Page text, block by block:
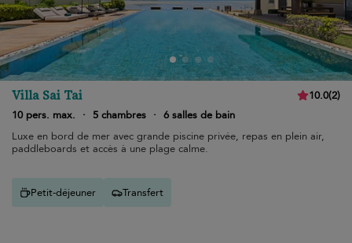
Villa Sai Tai 10.0(2)
10 pers. max.
· 5 chambres · 6 salles de bain
Luxe en bord de mer avec grande piscine privée, repas en plein air,
paddleboards et accès à une plage calme.
Petit-déjeuner Transfert